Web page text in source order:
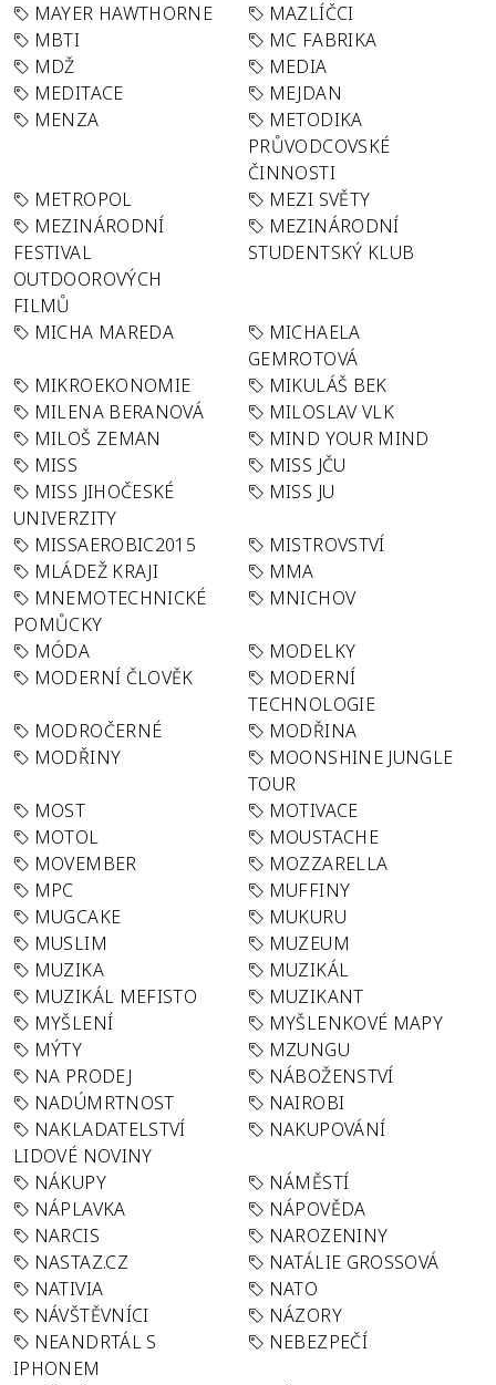
MAYER HAWTHORNE
MAZLÍČCI
MBTI
MC FABRIKA
MDŽ
MEDIA
MEDITACE
MEJDAN
MENZA
METODIKA
PRŮVODCOVSKÉ
ČINNOSTI
METROPOL
MEZI SVĚTY
MEZINÁRODNÍ
FESTIVAL
OUTDOOROVÝCH
FILMŮ
MEZINÁRODNÍ
STUDENTSKÝ KLUB
MICHA MAREDA
MICHAELA
GEMROTOVÁ
MIKROEKONOMIE
MIKULÁŠ BEK
MILENA BERANOVÁ
MILOSLAV VLK
MILOŠ ZEMAN
MIND YOUR MIND
MISS
MISS JČU
MISS JIHOČESKÉ
UNIVERZITY
MISS JU
MISSAEROBIC2015
MISTROVSTVÍ
MLÁDEŽ KRAJI
MMA
MNEMOTECHNICKÉ
POMŮCKY
MNICHOV
MÓDA
MODELKY
MODERNÍ ČLOVĚK
MODERNÍ
TECHNOLOGIE
MODROČERNÉ
MODŘINA
MODŘINY
MOONSHINE JUNGLE
TOUR
MOST
MOTIVACE
MOTOL
MOUSTACHE
MOVEMBER
MOZZARELLA
MPC
MUFFINY
MUGCAKE
MUKURU
MUSLIM
MUZEUM
MUZIKA
MUZIKÁL
MUZIKÁL MEFISTO
MUZIKANT
MYŠLENÍ
MYŠLENKOVÉ MAPY
MÝTY
MZUNGU
NA PRODEJ
NÁBOŽENSTVÍ
NADÚMRTNOST
NAIROBI
NAKLADATELSTVÍ
LIDOVÉ NOVINY
NAKUPOVÁNÍ
NÁKUPY
NÁMĚSTÍ
NÁPLAVKA
NÁPOVĚDA
NARCIS
NAROZENINY
NASTAZ.CZ
NATÁLIE GROSSOVÁ
NATIVIA
NATO
NÁVŠTĚVNÍCI
NÁZORY
NEANDRTÁL S
IPHONEM
NEBEZPEČÍ